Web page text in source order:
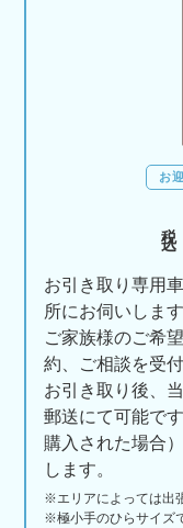
お
お引き取り専用
所にお伺いします
ご家族様のご希
約、ご相談を受
お引き取り後、
郵送にて可能で
購入された場合
します。
※エリアによっては出
※極小手のひらサイズ